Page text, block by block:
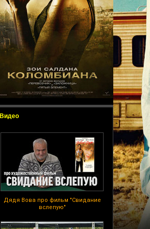
Видео
Дядя Вова про фильм "Свидание
вслепую"